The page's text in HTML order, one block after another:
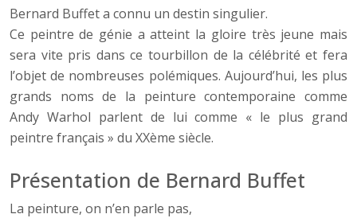
Bernard Buffet a connu un destin singulier.
Ce peintre de génie a atteint la gloire très jeune mais
sera vite pris dans ce tourbillon de la célébrité et fera
l’objet de nombreuses polémiques. Aujourd’hui, les plus
grands noms de la peinture contemporaine comme
Andy Warhol parlent de lui comme « le plus grand
peintre français » du XXème siècle.
Présentation de Bernard Buffet
La peinture, on n’en parle pas,